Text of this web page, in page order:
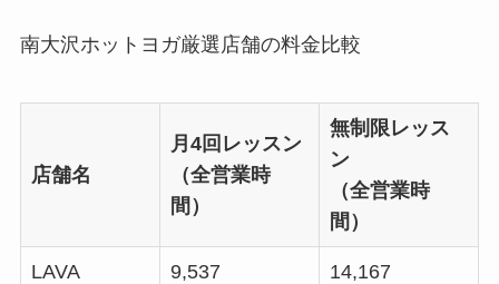
南大沢ホットヨガ厳選店舗の料金比較
店舗名
月4回レッスン
（全営業時
間）
無制限レッス
ン
（全営業時
間）
LAVA 9,537 14,167